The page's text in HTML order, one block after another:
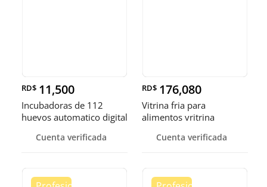
RD$ 11,500
Incubadoras de 112
huevos automatico digital
Cuenta verificada
RD$ 176,080
Vitrina fria para
alimentos vritrina
Cuenta verificada